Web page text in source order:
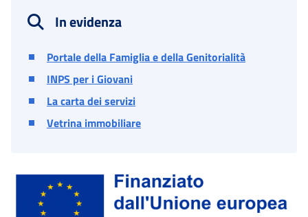
In evidenza
Portale della Famiglia e della Genitorialità
INPS per i Giovani
La carta dei servizi
Vetrina immobiliare